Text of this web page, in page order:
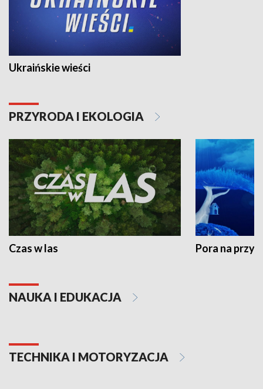
Ukraińskie wieści
PRZYRODA I EKOLOGIA
Czas w las Pora na
NAUKA I EDUKACJA
TECHNIKA I MOTORYZACJA